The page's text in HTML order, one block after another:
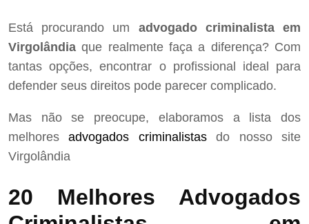
Está procurando um advogado criminalista em
Virgolândia que realmente faça a diferença? Com
tantas opções, encontrar o profissional ideal para
defender seus direitos pode parecer complicado.
Mas não se preocupe, elaboramos a lista dos
melhoresadvogados criminalistasdo nosso site
Virgolândia
20 Melhores Advogados